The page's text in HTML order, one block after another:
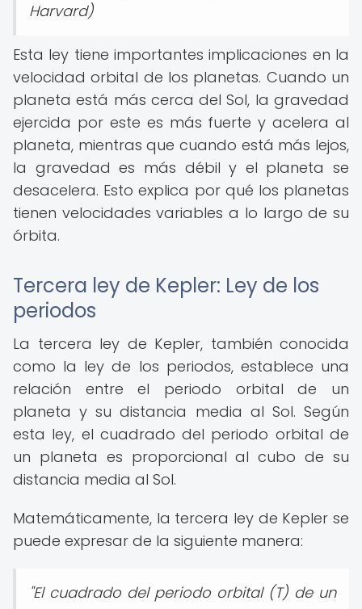
Harvard)
Esta ley tiene importantes implicaciones en la
velocidad orbital de los planetas. Cuando un
planeta está más cerca del Sol, la gravedad
ejercida por este es más fuerte y acelera al
planeta, mientras que cuando está más lejos,
la gravedad es más débil y el planeta se
desacelera. Esto explica por qué los planetas
tienen velocidades variables a lo largo de su
órbita.
Tercera ley de Kepler: Ley de los
periodos
La tercera ley de Kepler, también conocida
como la ley de los periodos, establece una
relación entre el periodo orbital de un
planeta y su distancia media al Sol. Según
esta ley, el cuadrado del periodo orbital de
un planeta es proporcional al cubo de su
distancia media al Sol.
Matemáticamente, la tercera ley de Kepler se
puede expresar de la siguiente manera:
"El cuadrado del periodo orbital (T) de un